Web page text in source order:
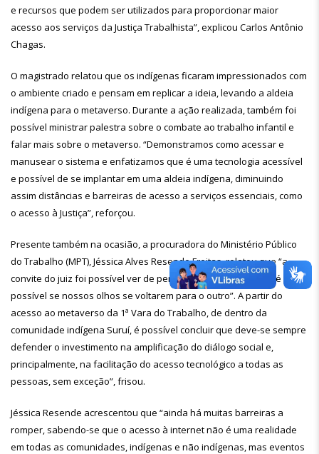
e recursos que podem ser utilizados para proporcionar maior
acesso aos serviços da Justiça Trabalhista”, explicou Carlos Antônio
Chagas.
O magistrado relatou que os indígenas ficaram impressionados com
o ambiente criado e pensam em replicar a ideia, levando a aldeia
indígena para o metaverso. Durante a ação realizada, também foi
possível ministrar palestra sobre o combate ao trabalho infantil e
falar mais sobre o metaverso. “Demonstramos como acessar e
manusear o sistema e enfatizamos que é uma tecnologia acessível
e possível de se implantar em uma aldeia indígena, diminuindo
assim distâncias e barreiras de acesso a serviços essenciais, como
o acesso à Justiça”, reforçou.
Presente também na ocasião, a procuradora do Ministério Público
do Trabalho (MPT), Jéssica Alves Resende Freitas, relatou que “a
convite do juiz foi possível ver de perto que a inclusão digital é
possível se nossos olhos se voltarem para o outro”. A partir do
acesso ao metaverso da 1ª Vara do Trabalho, de dentro da
comunidade indígena Suruí, é possível concluir que deve-se sempre
defender o investimento na amplificação do diálogo social e,
principalmente, na facilitação do acesso tecnológico a todas as
pessoas, sem exceção”, frisou.
Jéssica Resende acrescentou que “ainda há muitas barreiras a
romper, sabendo-se que o acesso à internet não é uma realidade
em todas as comunidades, indígenas e não indígenas, mas eventos